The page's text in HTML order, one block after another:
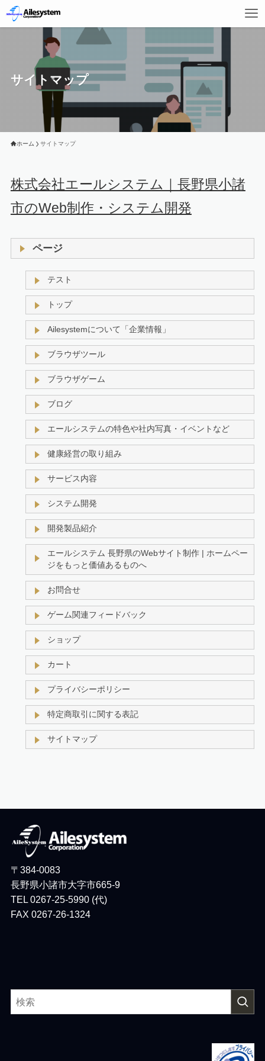
サイトマップ
ホーム サイトマップ
株式会社エールシステム｜長野県小諸
市のWeb制作・システム開発
ページ
テスト
トップ
Ailesystemについて「企業情報」
ブラウザツール
ブラウザゲーム
ブログ
エールシステムの特色や社内写真・イベントなど
健康経営の取り組み
サービス内容
システム開発
開発製品紹介
エールシステム 長野県のWebサイト制作 | ホームペー
ジをもっと価値あるものへ
お問合せ
ゲーム関連フィードバック
ショップ
カート
プライバシーポリシー
特定商取引に関する表記
サイトマップ
〒384-0083
長野県小諸市大字市665-9
TEL 0267-25-5990 (代)
FAX 0267-26-1324